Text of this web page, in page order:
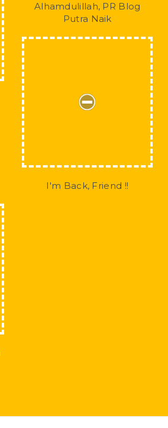
Alhamdulillah, PR Blog
Putra Naik
I'm Back, Friend !!